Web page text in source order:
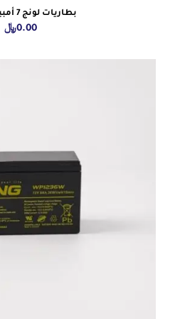
بطاريات لونج 7 أمبير 6 فولت
0.00﷼